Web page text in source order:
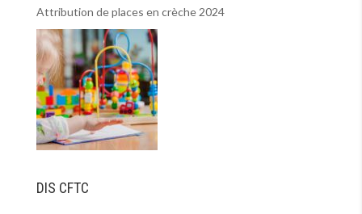
Attribution de places en crèche 2024
DIS CFTC